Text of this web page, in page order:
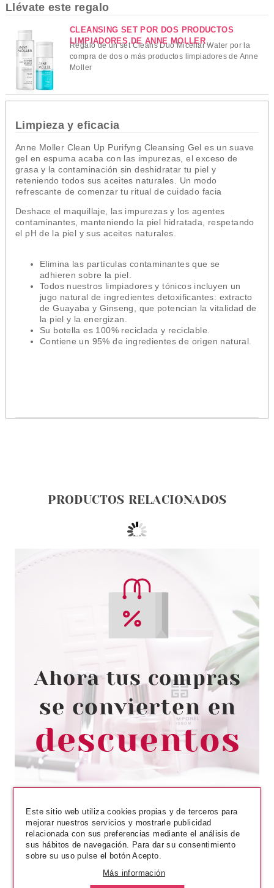
Llévate este regalo
CLEANSING SET POR DOS PRODUCTOS
LIMPIADORES DE ANNE MOLLER
Regalo de un set Cleans Duo Micellar Water por la
compra de dos o más productos limpiadores de Anne
Moller
Limpieza y eficacia
Anne Moller Clean Up Purifyng Cleansing Gel es un suave
gel en espuma acaba con las impurezas, el exceso de
grasa y la contaminación sin deshidratar tu piel y
reteniendo todos sus aceites naturales. Un modo
refrescante de comenzar tu ritual de cuidado facia
Deshace el maquillaje, las impurezas y los agentes
contaminantes, manteniendo la piel hidratada, respetando
el pH de la piel y sus aceites naturales.
Elimina las partículas contaminantes que se
adhieren sobre la piel.
Todos nuestros limpiadores y tónicos incluyen un
jugo natural de ingredientes detoxificantes: extracto
de Guayaba y Ginseng, que potencian la vitalidad de
la piel y la energizan.
Su botella es 100% reciclada y reciclable.
Contiene un 95% de ingredientes de origen natural.
PRODUCTOS RELACIONADOS
ANNE MOLLER
ANNE MOLLER SUPER SERUM
ANTI-MANCHAS 30 ML
Pvr 55.00€
-45%
desde
30.50€
Este sitio web utiliza cookies propias y de terceros para
mejorar nuestros servicios y mostrarle publicidad
relacionada con sus preferencias mediante el análisis de
sus hábitos de navegación. Para dar su consentimiento
sobre su uso pulse el botón Acepto.
Más información